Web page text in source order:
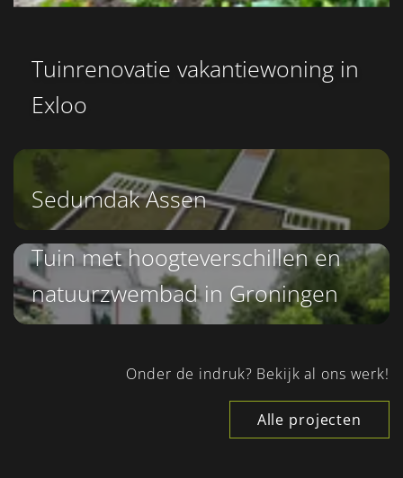
Tuinrenovatie vakantiewoning in
Exloo
Sedumdak Assen
Tuin met hoogteverschillen en
natuurzwembad in Groningen
Onder de indruk? Bekijk al ons werk!
Alle projecten